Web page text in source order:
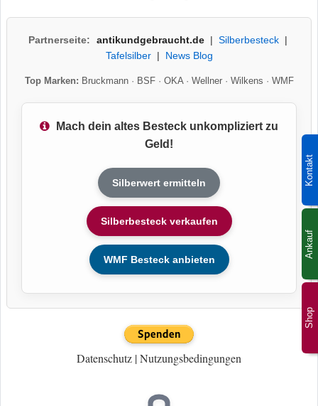
Shop
Kontakt
Ankauf
Partnerseite: antikundgebraucht.de| Silberbesteck|
Tafelsilber| News Blog
Top Marken: Bruckmann· BSF· OKA· Wellner· Wilkens · WMF
Mach dein altes Besteck unkompliziert zu
Geld!
Silberwert ermitteln
Silberbesteck verkaufen
WMF Besteck anbieten
Datenschutz |Nutzungsbedingungen